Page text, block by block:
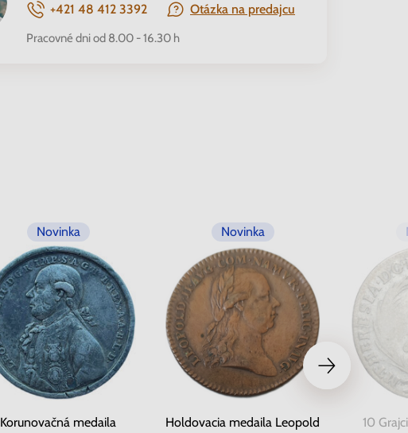
+421 48 412 3392 Otázka na predajcu
Pracovné dni od 8.00 - 16.30 h
Novinka
Korunovačná medaila
Novinka
Holdovacia medaila Leopold
10